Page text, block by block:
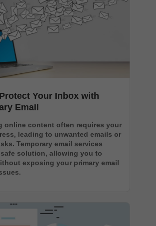
Your Inbox with
Email
online content often requires your
leading to unwanted emails or
Temporary email services
solution, allowing you to
exposing your primary email